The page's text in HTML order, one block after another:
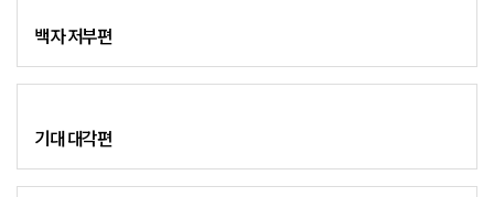
백자 저부편
기대 대각편